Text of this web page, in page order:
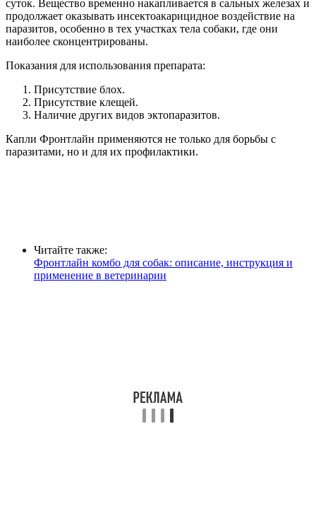
суток. Вещество временно накапливается в сальных железах и
продолжает оказывать инсектоакарицидное воздействие на
паразитов, особенно в тех участках тела собаки, где они
наиболее сконцентрированы.
Показания для использования препарата:
Присутствие блох.
Присутствие клещей.
Наличие других видов эктопаразитов.
Капли Фронтлайн применяются не только для борьбы с
паразитами, но и для их профилактики.
Читайте также:
Фронтлайн комбо для собак: описание, инструкция и
применение в ветеринарии